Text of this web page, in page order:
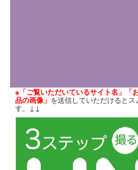
※「ご覧いただいているサイト名」「
品の画像」 を送信していただけると
す。↓↓